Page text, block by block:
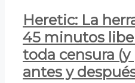
Heretic: La
45 minutos
toda censura
antes y